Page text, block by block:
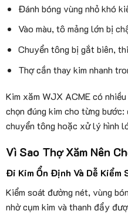
Đánh bóng vùng nhỏ khó
Vào màu, tô mảng lớn bị
Chuyển tông bị gắt biên,
Thợ cần thay kim nhanh
Kim xăm WJX ACME có
chọn đúng kim cho từng
chuyển tông hoặc xử lý hình
Vì Sao Thợ Xăm Nên
Đi Kim Ổn Định Và Dễ Kiểm
Kiểm soát đường nét, vùng
nhờ cụm kim và thanh đẩy